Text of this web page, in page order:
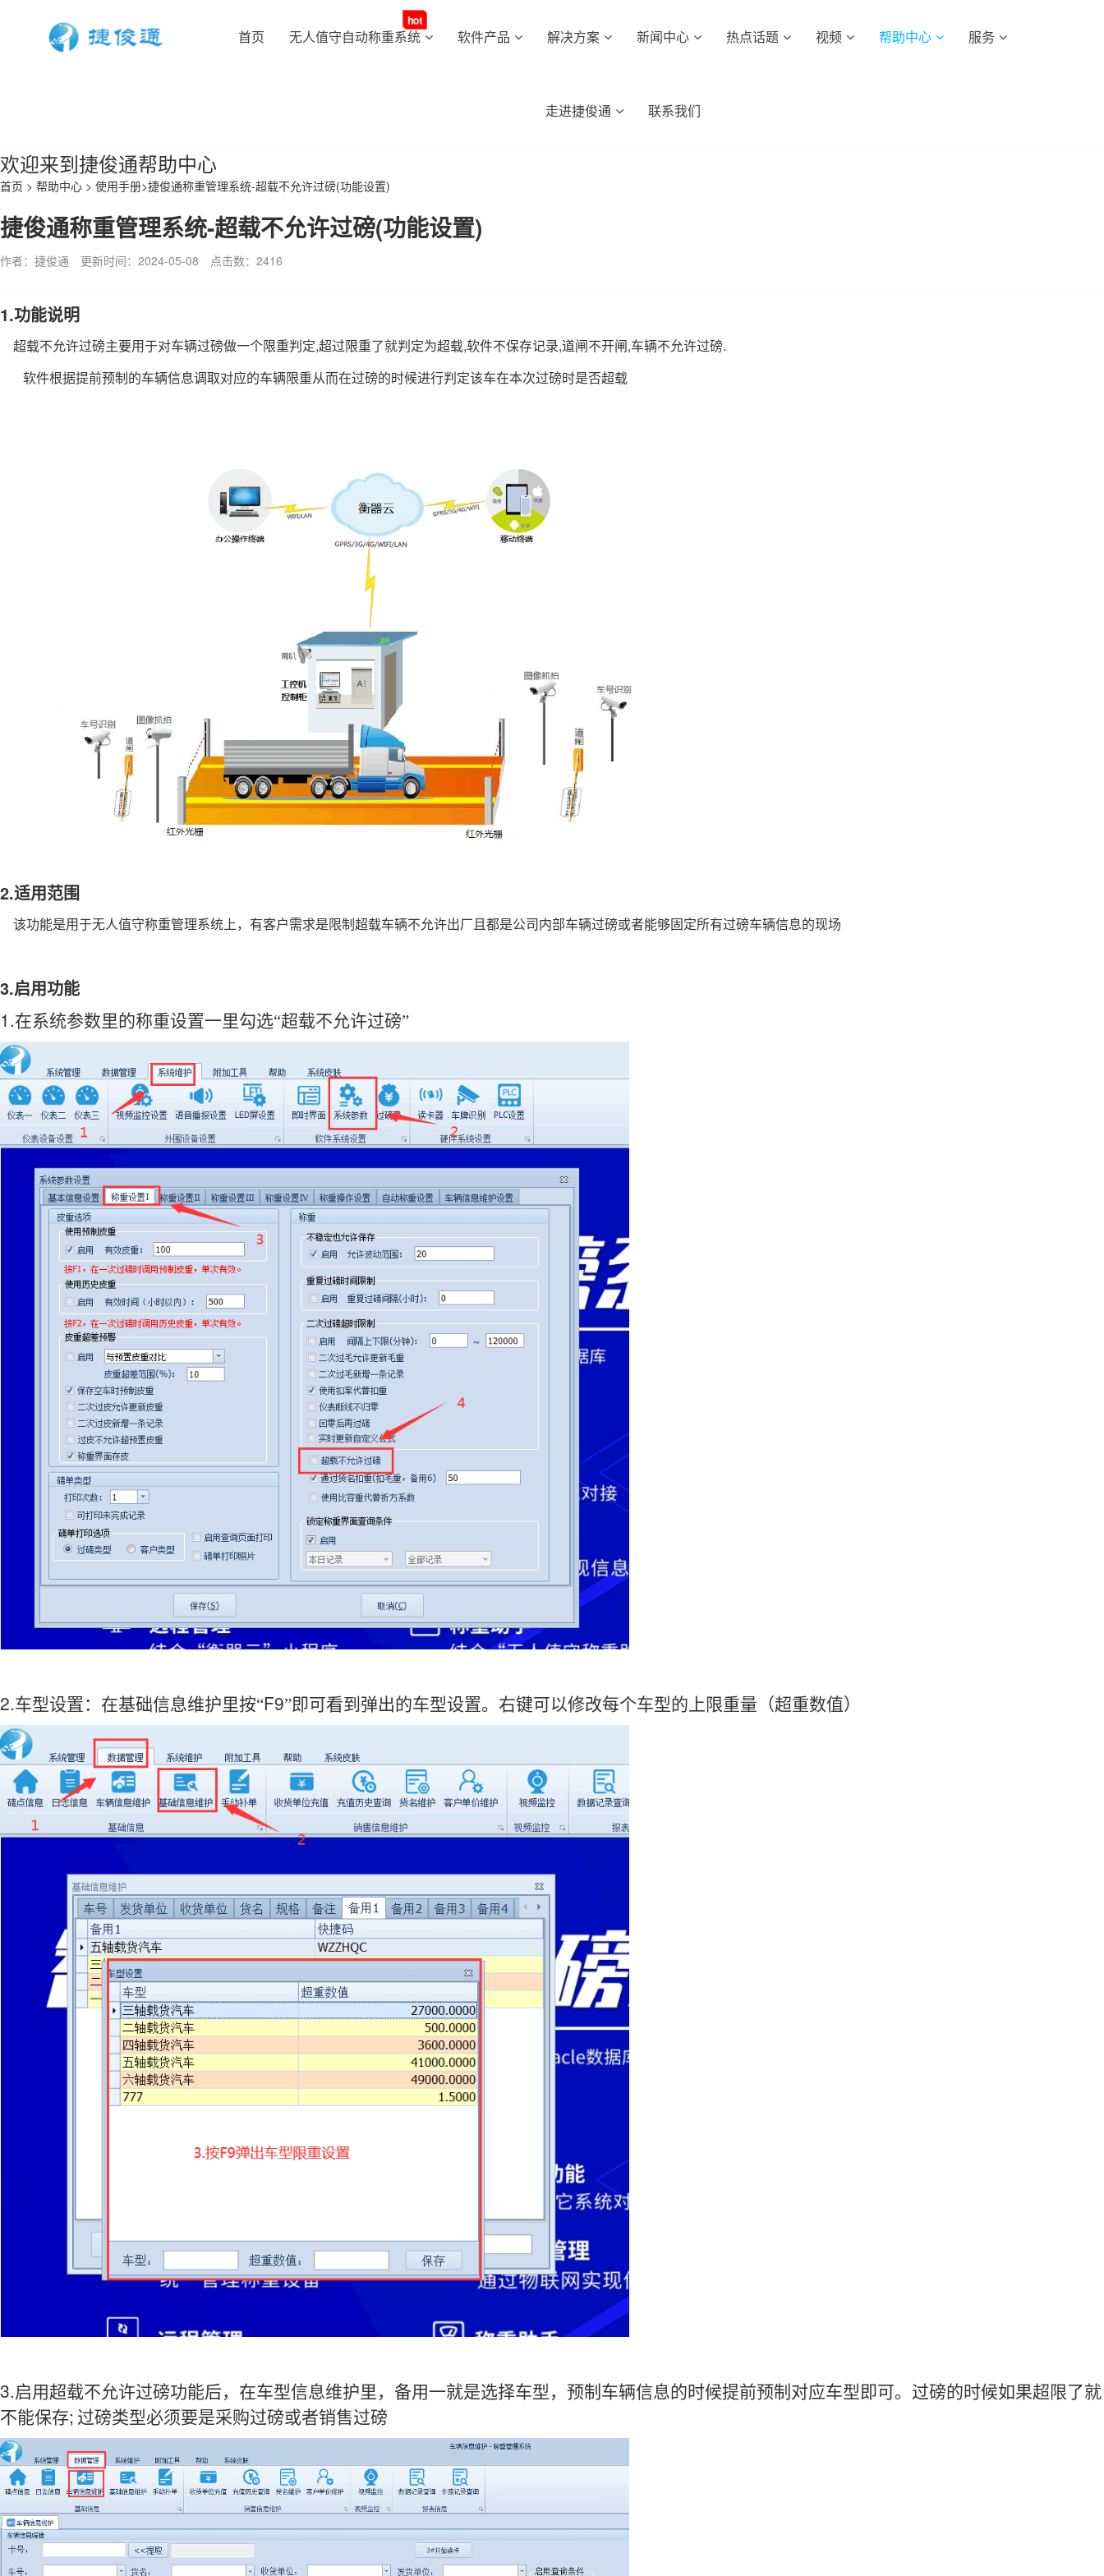
首页 无人值守自动称重系统
hot
软件产品 解决方案 新闻中心 热点话题 视频 帮助中心 服务
走进捷俊通 联系我们
欢迎来到捷俊通帮助中心
首页 > 帮助中心 > 使用手册>捷俊通称重管理系统-超载不允许过磅(功能设置)
捷俊通称重管理系统-超载不允许过磅(功能设置)
作者：捷俊通 更新时间：2024-05-08 点击数： 2416
1.功能说明
超载不允许过磅主要用于对车辆过磅做一个限重判定,超过限重了就判定为超载,软件不保存记录,道闸不开闸 ,车辆不允许过磅.
软件根据提前预制的车辆信息调取对应的车辆限重从而在过磅的时候进行判定该车在本次过磅时是否超载
2.适用范围
该功能是用于无人值守称重管理系统上，有客户需求是限制超载车辆不允许出厂且都是公司内部车辆过磅或者能够固定所有过磅车辆信息的现场
3.启用功能
1.在系统参数里的称重设置一里勾选“超载不允许过磅”
2.车型设置：在基础信息维护里按“F9”即可看到弹出的车型设置。右键可以修改每个车型的上限重量（超重数值）
3.启用超载不允许过磅功能后，在车型信息维护里，备用一就是选择车型，预制车辆信息的时候提前预制对应车型即可。过磅的时候如果超限了就
不能保存; 过磅类型必须要是采购过磅或者销售过磅